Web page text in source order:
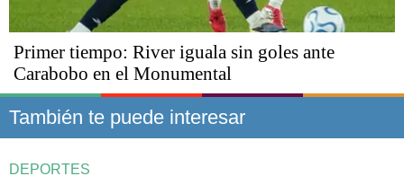
Primer tiempo: River iguala sin goles ante
Carabobo en el Monumental
También te puede interesar
DEPORTES